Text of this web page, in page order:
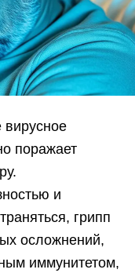
вирусное
поражает
и
грипп
осложнений,
иммунитетом,